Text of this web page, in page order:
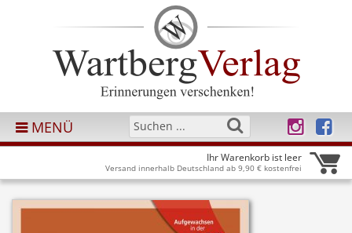
MENÜ
Ihr Warenkorb ist leer
Versand innerhalb Deutschland ab 9,90 € kostenfrei